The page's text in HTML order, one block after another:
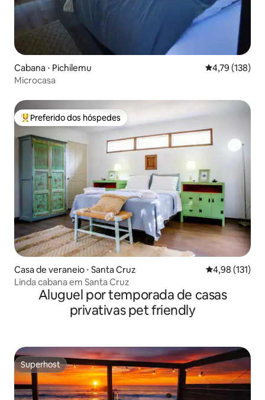
Cabana ⋅ Pichilemu 4,79 de uma
4,79 (138)
Microcasa
Entre os melhores preferidos dos hóspedes
Preferido dos hóspedes
Casa de veraneio ⋅ Santa Cruz 4,98 de uma
4,98 (131)
Linda cabana em Santa Cruz
Aluguel por temporada de casas
privativas pet friendly
Superhost
Superhost